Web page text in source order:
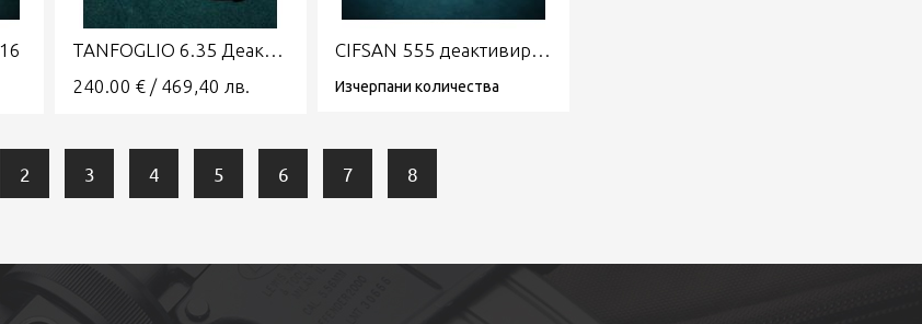
TANFOGLIO 6.35 Деактивиран пистолет
240.00 € / 469,40 лв.
CIFSAN 555 деактивирана пушка
Изчерпани количества
2 3 4 5 6 7 8